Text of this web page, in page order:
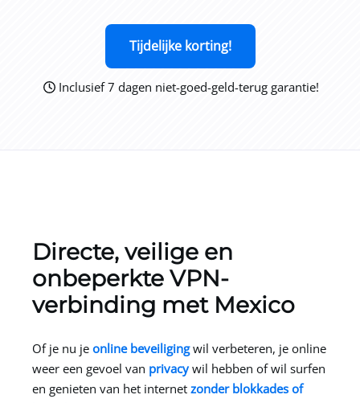
Tijdelijke korting!
Inclusief 7 dagen niet-goed-geld-terug garantie!
Directe, veilige en
onbeperkte VPN-
verbinding met Mexico
Of je nu je online beveiligingwil verbeteren, je online
weer een gevoel van privacywil hebben of wil surfen
en genieten van het internet zonder blokkades of